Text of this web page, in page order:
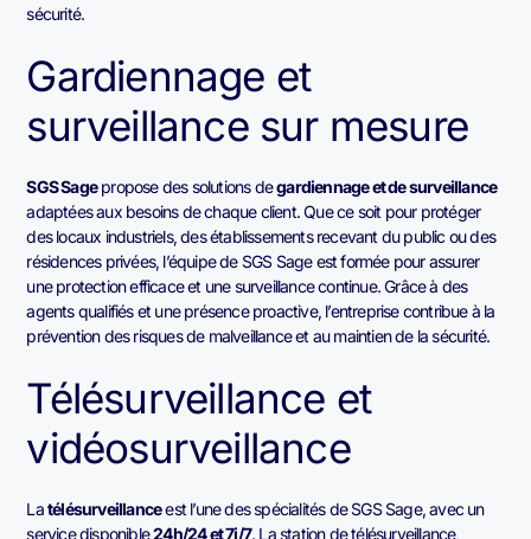
sécurité.
Gardiennage et
surveillance sur mesure
SGS Sagepropose des solutions degardiennage et de surveillance
adaptées aux besoins de chaque client. Que ce soit pour protéger
des locaux industriels, des établissements recevant du public ou des
résidences privées, l’équipe de SGS Sage est formée pour assurer
une protection efficace et une surveillance continue. Grâce à des
agents qualifiés et une présence proactive, l’entreprise contribue à la
prévention des risques de malveillance et au maintien de la sécurité.
Télésurveillance et
vidéosurveillance
Latélésurveillanceest l’une des spécialités de SGS Sage, avec un
service disponible24h/24 et 7j/7. La station de télésurveillance,